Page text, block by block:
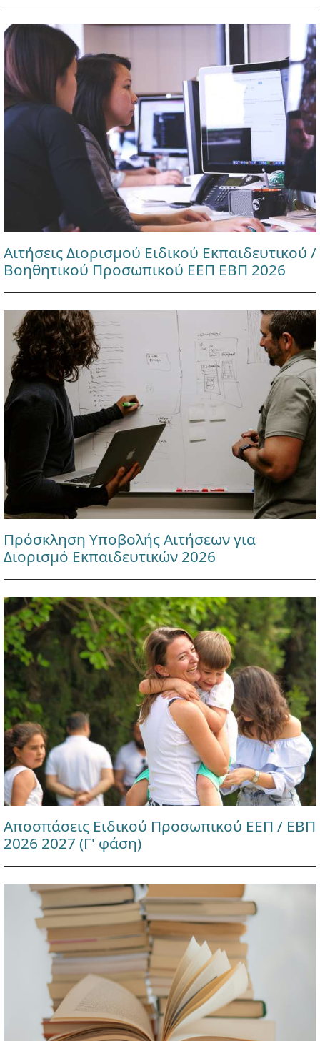
Αιτήσεις Διορισμού Ειδικού Εκπαιδευτικού /
Βοηθητικού Προσωπικού ΕΕΠ ΕΒΠ 2026
Πρόσκληση Υποβολής Αιτήσεων για
Διορισμό Εκπαιδευτικών 2026
Αποσπάσεις Ειδικού Προσωπικού ΕΕΠ / ΕΒΠ
2026 2027 (Γ' φάση)